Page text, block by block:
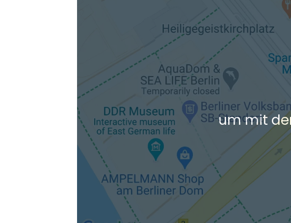
Die berechneten Anreisezeiten basieren auf den Verkehrsdaten
um mit